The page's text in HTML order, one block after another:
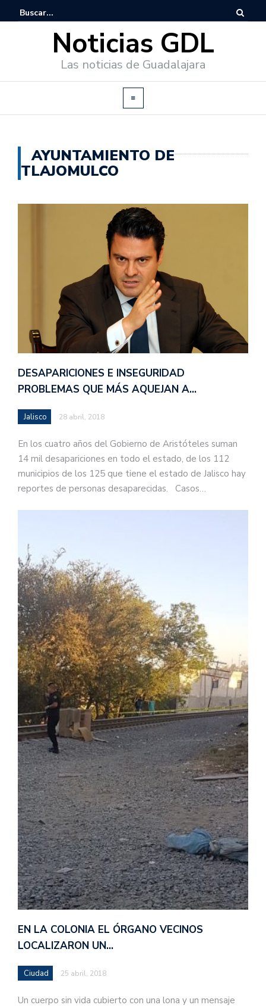
Noticias GDL
Las noticias de Guadalajara
AYUNTAMIENTO DE
TLAJOMULCO
DESAPARICIONES E INSEGURIDAD
PROBLEMAS QUE MÁS AQUEJAN A…
Jalisco 28 abril, 2018
En los cuatro años del Gobierno de Aristóteles suman
14 mil desapariciones en todo el estado, de los 112
municipios de los 125 que tiene el estado de Jalisco hay
reportes de personas desaparecidas. Casos…
EN LA COLONIA EL ÓRGANO VECINOS
LOCALIZARON UN…
Ciudad 25 abril, 2018
Un cuerpo sin vida cubierto con una lona y un mensaje